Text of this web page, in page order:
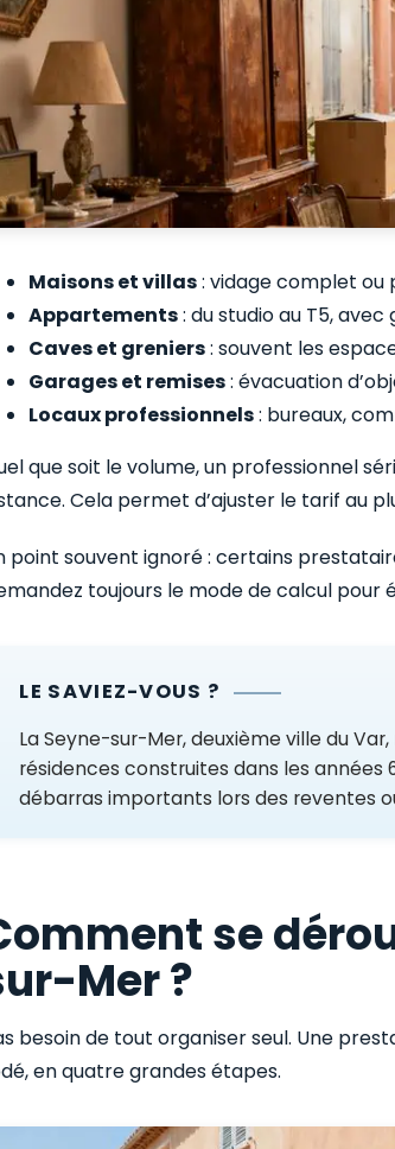
Maisons et villas: vidage complet ou
Appartements: du studio au T5,
Caves et greniers: souvent les
Garages et remises: évacuation
Locaux professionnels: bureaux,
que soit le volume, un professionnel
Cela permet d’ajuster le tarif au
point souvent ignoré : certains
toujours le mode de calcul pour
LE SAVIEZ-VOUS ?
La Seyne-sur-Mer, deuxième ville du
résidences construites dans les
débarras importants lors des reventes
se
Mer ?
besoin de tout organiser seul. Une
en quatre grandes étapes.